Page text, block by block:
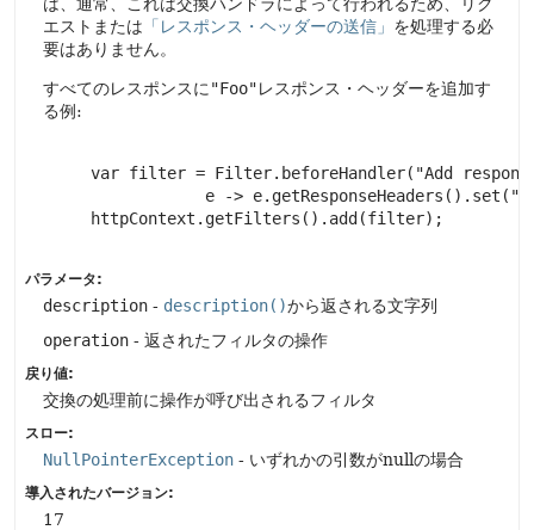
エストまたは 「レスポンス・ヘッダーの送信」 を処理する必
要はありません。
すべてのレスポンスに "Foo"レスポンス・ヘッダーを追加す
る例:
var filter = Filter.beforeHandler("Add
e ->
     httpContext.getFilters().add(filter);
パラメータ:
description - description()から返される文字列
operation - 返されたフィルタの操作
戻り値:
交換の処理前に操作が呼び出されるフィルタ
スロー:
NullPointerException - いずれかの引数がnullの場合
導入されたバージョン:
17